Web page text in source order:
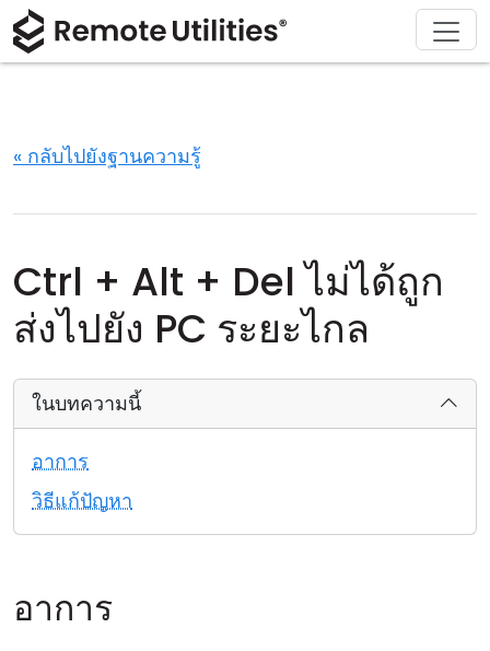
« กลับไปยังฐานความรู้
Ctrl + Alt + Del ไม่ได้ถูก
ส่งไปยัง PC ระยะไกล
ในบทความนี้
อาการ
วิธีแก้ปัญหา
อาการ
ผลิตภัณฑ์
โหมดการเชื่อมต่อ
การสนับสนุน Active Directory
การกำหนดค่า MSI
คลาวด์ & ออน-พรีมิส
โซลูชัน
เทคโนโลยีสารสนเทศ
ดาวน์โหลด
ซื้อ
สนับสนุน
เกี่ยวกับ